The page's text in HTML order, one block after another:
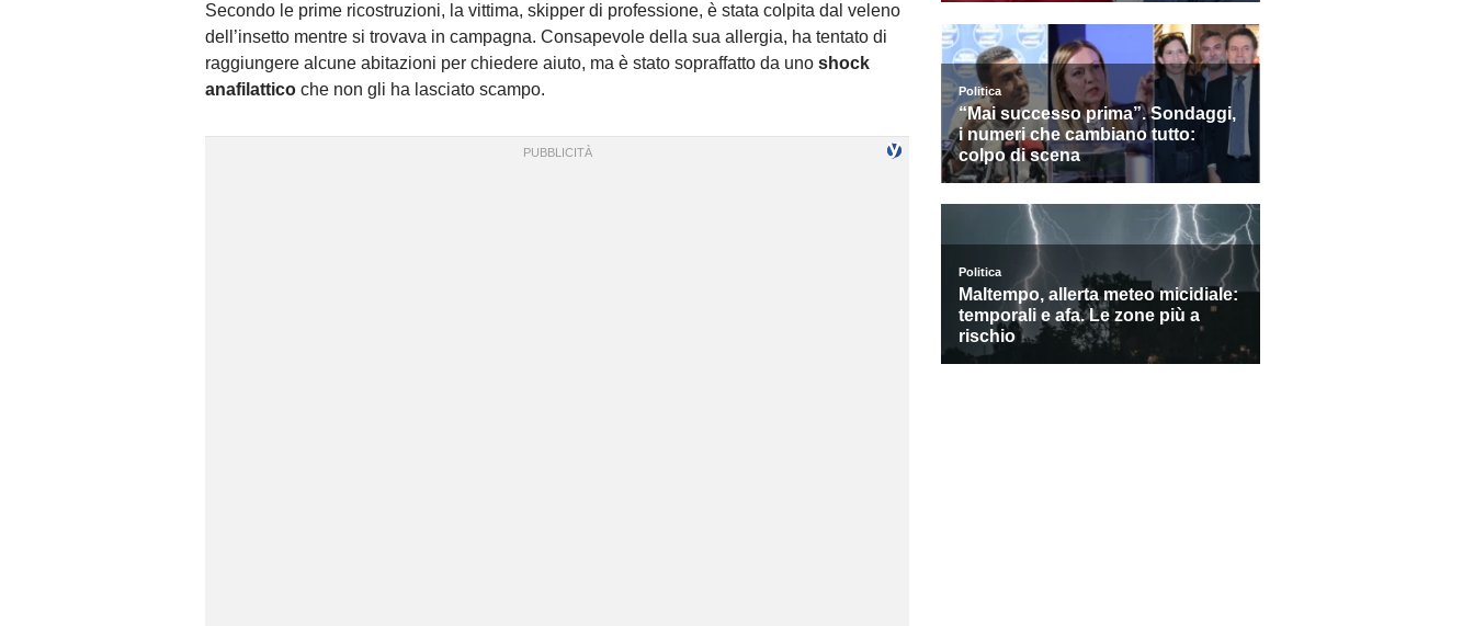
Secondo le prime ricostruzioni, la vittima, skipper di professione, è stata colpita dal veleno
dell’insetto mentre si trovava in campagna. Consapevole della sua allergia, ha tentato di
raggiungere alcune abitazioni per chiedere aiuto, ma è stato sopraffatto da uno shock
anafilattico che non gli ha lasciato scampo.